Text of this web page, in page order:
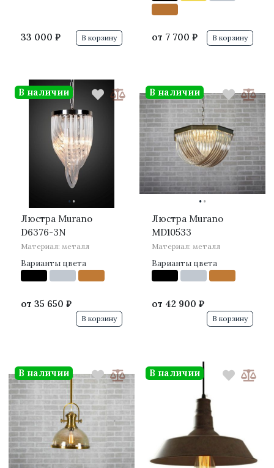
33 000 ₽ В корзину от 7 700 ₽ В корзину
··
Люстра Murano
D6376-3N
Материал: металл
Варианты цвета
от 35 650 ₽
В наличии
В корзину
··
Люстра Murano
MD10533
Материал: металл
Варианты цвета
от 42 900 ₽
В наличии
В корзину
В наличии В наличии